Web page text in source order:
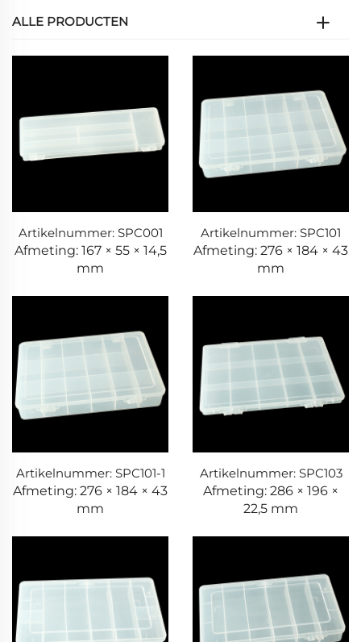
ALLE PRODUCTEN
Artikelnummer: SPC001
Afmeting: 167 × 55 × 14,5
mm
Artikelnummer: SPC101
Afmeting: 276 × 184 × 43
mm
Artikelnummer: SPC101-1
Afmeting: 276 × 184 × 43
mm
Artikelnummer: SPC103
Afmeting: 286 × 196 ×
22,5 mm